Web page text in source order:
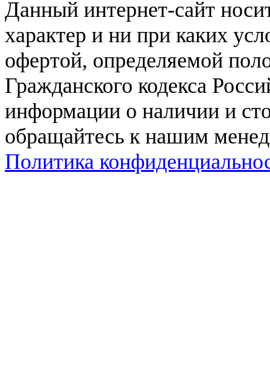
Данный интернет-сайт
характер и ни при каких
офертой, определяемой
Гражданского кодекса
информации о наличии и
обращайтесь к нашим
Политика